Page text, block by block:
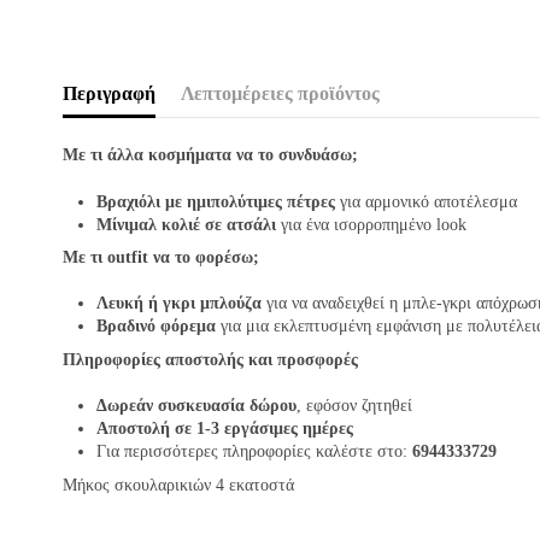
Περιγραφή Λεπτομέρειες προϊόντος
Με τι άλλα κοσμήματα να το συνδυάσω;
Βραχιόλι με ημιπολύτιμες πέτρες για αρμονικό αποτέλεσμα
Μίνιμαλ κολιέ σε ατσάλι για ένα ισορροπημένο look
Με τι outfit να το φορέσω;
Λευκή ή γκρι μπλούζα για να αναδειχθεί η μπλε-γκρι
Βραδινό φόρεμα για μια εκλεπτυσμένη εμφάνιση με
Πληροφορίες αποστολής και προσφορές
Δωρεάν συσκευασία δώρου, εφόσον ζητηθεί
Αποστολή σε 1-3 εργάσιμες ημέρες
Για περισσότερες πληροφορίες καλέστε στο: 6944333729
Μήκος σκουλαρικιών 4 εκατοστά